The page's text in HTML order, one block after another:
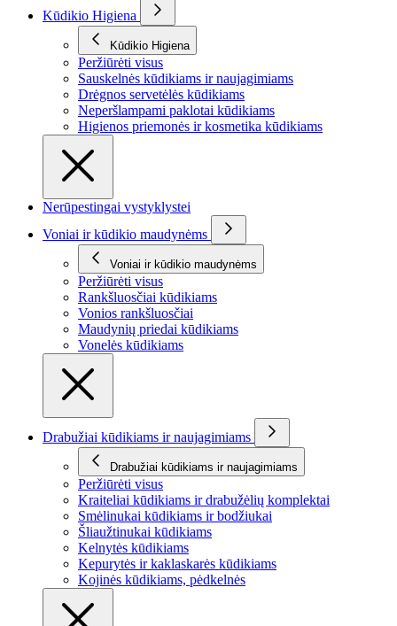
Kūdikio Higiena
Kūdikio Higiena
Peržiūrėti visus
Sauskelnės kūdikiams ir naujagimiams
Drėgnos servetėlės kūdikiams
Neperšlampami paklotai kūdikiams
Higienos priemonės ir kosmetika kūdikiams
Nerūpestingai vystyklystei
Voniai ir kūdikio maudynėms
Voniai ir kūdikio maudynėms
Peržiūrėti visus
Rankšluosčiai kūdikiams
Vonios rankšluosčiai
Maudynių priedai kūdikiams
Vonelės kūdikiams
Drabužiai kūdikiams ir naujagimiams
Drabužiai kūdikiams ir naujagimiams
Peržiūrėti visus
Kraiteliai kūdikiams ir drabužėlių komplektai
Smėlinukai kūdikiams ir bodžiukai
Šliaužtinukai kūdikiams
Kelnytės kūdikiams
Kepurytės ir kaklaskarės kūdikiams
Kojinės kūdikiams, pėdkelnės